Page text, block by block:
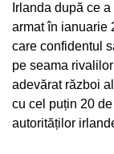
Irlanda după ce
armat în ianuarie
care confidentul
pe seama
adevărat război
cu cel puțin 20
autorităților